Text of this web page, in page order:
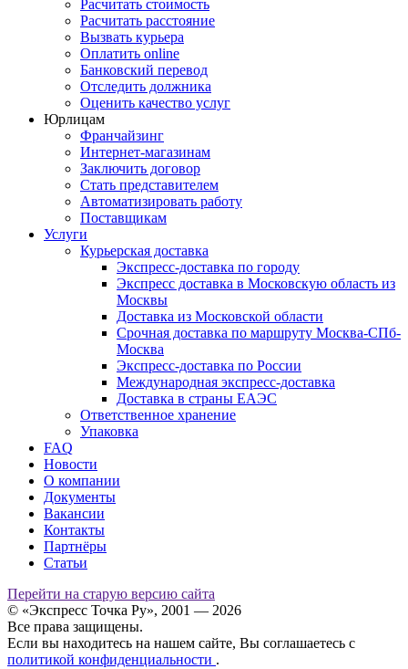
Расчитать стоимость
Расчитать расстояние
Вызвать курьера
Оплатить online
Банковский перевод
Отследить должника
Оценить качество услуг
Юрлицам
Франчайзинг
Интернет-магазинам
Заключить договор
Стать представителем
Автоматизировать работу
Поставщикам
Услуги
Курьерская доставка
Экспресс-доставка по городу
Экспресс доставка в Московскую область из
Москвы
Доставка из Московской области
Срочная доставка по маршруту Москва-СПб-
Москва
Экспресс-доставка по России
Международная экспресс-доставка
Доставка в страны ЕАЭС
Ответственное хранение
Упаковка
FAQ
Новости
О компании
Документы
Вакансии
Контакты
Партнёры
Статьи
Перейти на старую версию сайта
© «Экспресс Точка Ру», 2001 — 2026
Все права защищены.
Если вы находитесь на нашем сайте, Вы соглашаетесь с
политикой конфиденциальности .